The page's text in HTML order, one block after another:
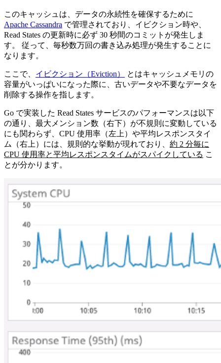
このキャッシュは、データの永続性を確保するために
Apache Cassandra で管理されており、イビクション時や、
Read States の更新時に必ず 30 秒間のコミットが発生しま
す。 従って、毎秒数万回の書き込み処理が発生することに
なります。
ここで、 イビクション（Eviction）
とはキャッシュメモリの
容量がいっぱいになった際に、古いデータや不要なデータを
削除する操作を指します。
Go で実装した Read States サービスのパフォーマンスは以下
の通り、最大メンション数（右下）が不規則に変動している
にも関わらず、CPU 使用率（左上）や平均レスポンスタイ
ム（右上）には、規則的な挙動が現れており、 約 2 分毎に
CPU 使用率と平均レスポンスタイムがスパイクしている こ
とが分かります。